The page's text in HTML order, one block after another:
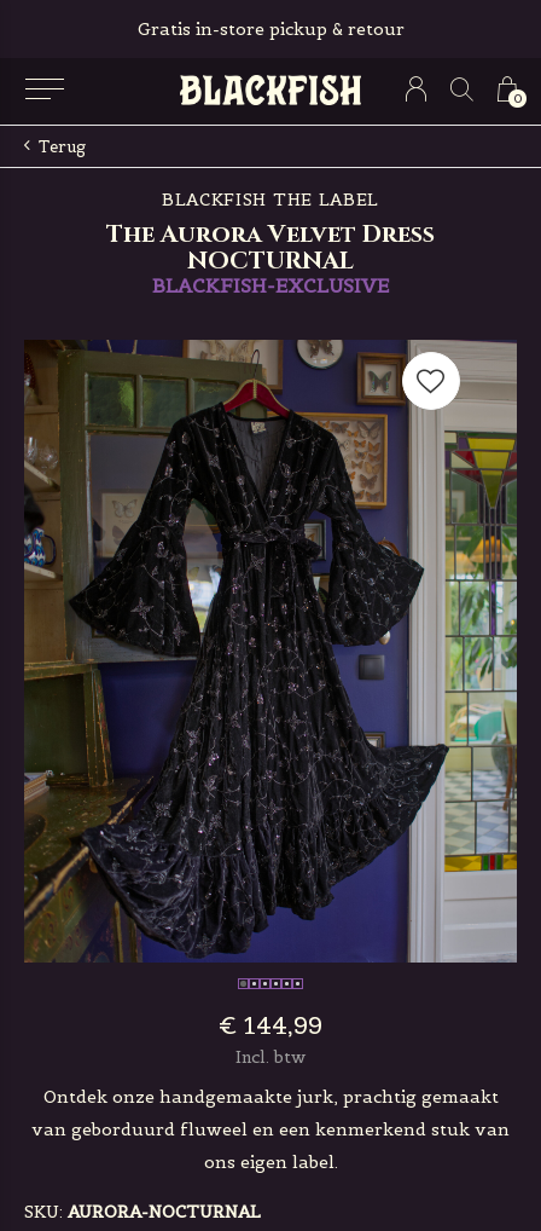
0
Gratis in-store pickup & retour
Terug
BLACKFISH THE LABEL
The Aurora Velvet Dress
NOCTURNAL
BLACKFISH-EXCLUSIVE
€ 144,99
Incl. btw
Ontdek onze handgemaakte jurk, prachtig gemaakt
van geborduurd fluweel en een kenmerkend stuk van
ons eigen label.
SKU:AURORA-NOCTURNAL